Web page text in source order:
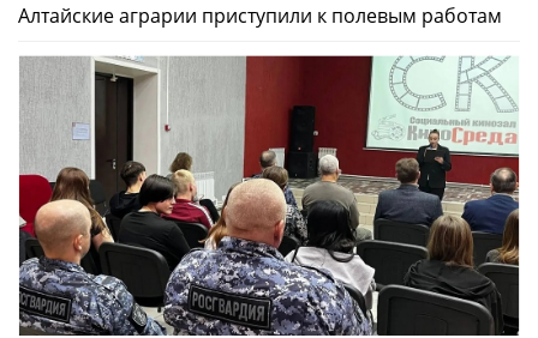
Алтайские аграрии приступили к полевым работам